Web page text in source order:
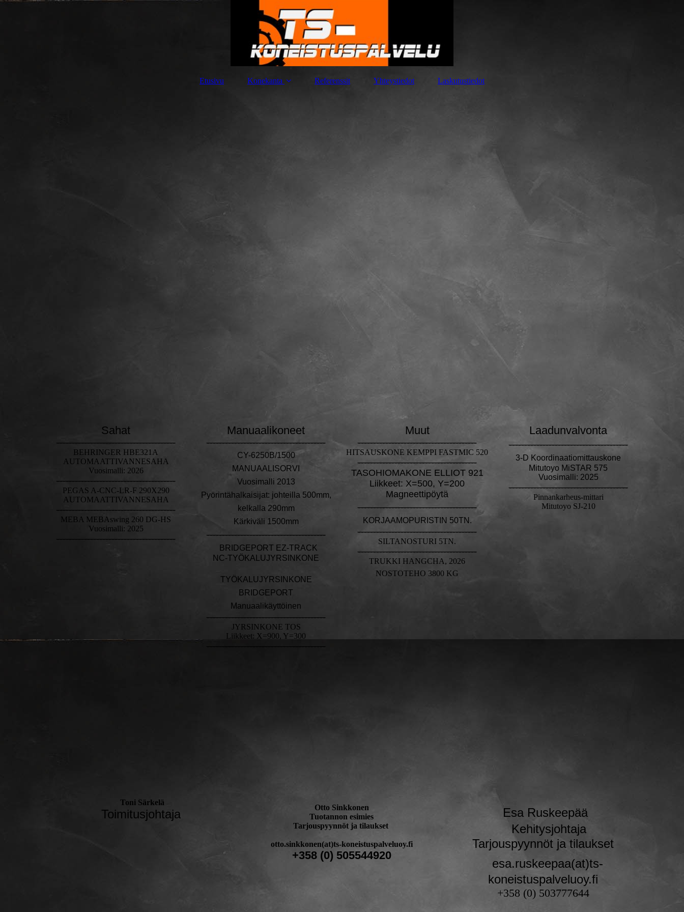
Etusivu Konekanta Referenssit Yhteystiedot Laskutustiedot
Sahat
---------------------------------------
BEHRINGER HBE321A
AUTOMAATTIVANNESAHA
Vuosimalli: 2026
---------------------------------------
PEGAS A-CNC-LR-F 290X290
AUTOMAATTIVANNESAHA
---------------------------------------
MEBA MEBAswing 260 DG-HS
Vuosimalli: 2025
---------------------------------------
Manuaalikoneet
---------------------------------------
CY-6250B/1500
MANUAALISORVI
Vuosimalli 2013
Pyörintähalkaisijat: johteilla 500mm,
kelkalla 290mm
Kärkiväli 1500mm
---------------------------------------
BRIDGEPORT EZ-TRACK
NC-TYÖKALUJYRSINKONE
TYÖKALUJYRSINKONE
BRIDGEPORT
Manuaalikäyttöinen
---------------------------------------
JYRSINKONE TOS
Liikkeet: X=900, Y=300
---------------------------------------
Muut
---------------------------------------
HITSAUSKONE KEMPPI FASTMIC 520
---------------------------------------
TASOHIOMAKONE ELLIOT 921
Liikkeet: X=500, Y=200
Magneettipöytä
---------------------------------------
KORJAAMOPURISTIN 50TN.
---------------------------------------
SILTANOSTURI 5TN.
---------------------------------------
TRUKKI HANGCHA, 2026
NOSTOTEHO 3800 KG
Laadunvalvonta
---------------------------------------
3-D Koordinaatiomittauskone
Mitutoyo MiSTAR 575
Vuosimalli: 2025
---------------------------------------
Pinnankarheus-mittari
Mitutoyo SJ-210
Toni Särkelä
Toimitusjohtaja
Otto Sinkkonen
Tuotannon esimies
Tarjouspyynnöt ja tilaukset
otto.sinkkonen(at)ts-koneistuspalveluoy.fi
+358 (0) 505544920
Esa Ruskeepää
Kehitysjohtaja
Tarjouspyynnöt ja tilaukset
esa.ruskeepaa(at)ts-
koneistuspalveluoy.fi
+358 (0) 503777644